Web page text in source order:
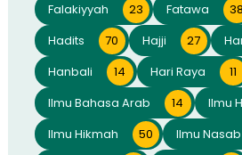
Falakiyyah
23 Fatawa 38
Hadits
70 Hajji 27
Hanbali
14 Hari Raya 11
Ilmu Bahasa Arab
14 Ilmu
Ilmu Hikmah
50 Ilmu Nasab